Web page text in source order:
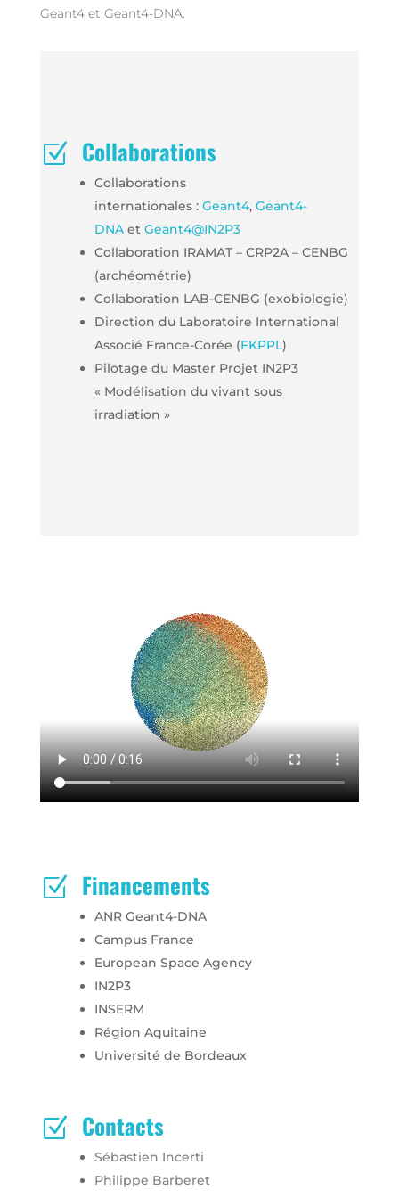
Geant4 et Geant4-DNA.
Z Collaborations
Collaborations
internationales : Geant4, Geant4-
DNA et Geant4@IN2P3
Collaboration IRAMAT – CRP2A – CENBG
(archéométrie)
Collaboration LAB-CENBG (exobiologie)
Direction du Laboratoire International
Associé France-Corée (FKPPL)
Pilotage du Master Projet IN2P3
« Modélisation du vivant sous
irradiation »
Z Financements
ANR Geant4-DNA
Campus France
European Space Agency
IN2P3
INSERM
Région Aquitaine
Université de Bordeaux
Z Contacts
Sébastien Incerti
Philippe Barberet